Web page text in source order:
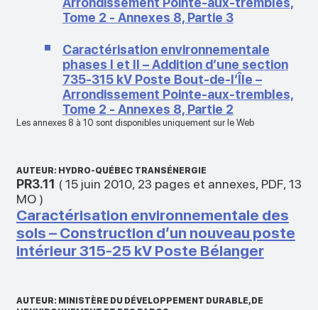
Tome 2 - Annexes 8, Partie 3
Caractérisation environnementale
phases I et II – Addition d’une section
735‑315 kV Poste Bout-de-l’Île –
Arrondissement Pointe-aux-trembles,
Tome 2 - Annexes 8, Partie 2
Les annexes 8 à 10 sont disponibles uniquement sur le Web
AUTEUR: HYDRO-QUÉBEC TRANSÉNERGIE
PR3.11 (15 juin 2010, 23 pages et annexes, PDF, 13
MO)
Caractérisation environnementale des
sols – Construction d’un nouveau poste
intérieur 315-25 kV Poste Bélanger
AUTEUR: MINISTÈRE DU DÉVELOPPEMENT DURABLE, DE